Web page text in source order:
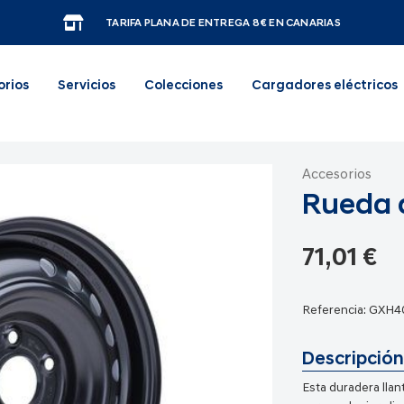
TARIFA PLANA DE ENTREGA 8€ EN CANARIAS
Servicios Colecciones Cargadores eléctricos
Accesorios
Rueda
71,01 €
Referencia:
Descripción
Esta duradera